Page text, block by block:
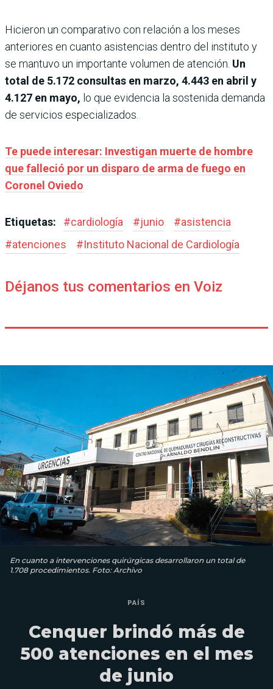
Hicieron un comparativo con relación a los meses
anteriores en cuanto asistencias dentro del instituto y
se mantuvo un importante volumen de atención. Un
total de 5.172 consultas en marzo, 4.443 en abril y
4.127 en mayo, lo que evidencia la sostenida demanda
de servicios especializados.
Te puede interesar: Investigan muerte de hombre
que falleció por un disparo de arma de fuego en
Coronel Oviedo
Etiquetas: #cardiología #junio #asistencia
#atenciones #Instituto Nacional de Cardiología
Déjanos tus comentarios en Voiz
En cuanto a intervenciones quirúrgicas desarrollaron un total de
1.708 procedimientos. Foto: Archivo
PAÍS
Cenquer brindó más de
500 atenciones en el mes
de junio